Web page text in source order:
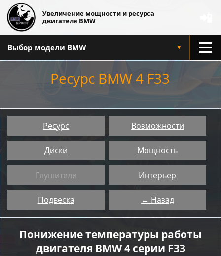
Увеличение мощности и ресурса
двигателя BMW
Выбор модели BMW ▼
Ресурс BMW 4 F33
Ресурс Возможности
Диски Мощность
Глушители Интерьер
Подвеска ← Назад
Понижение температуры работы
двигателя BMW 4 серии F33